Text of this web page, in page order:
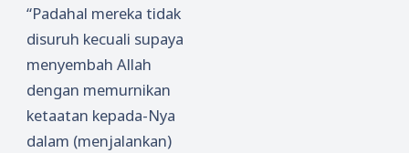
“Padahal mereka tidak
disuruh kecuali supaya
menyembah Allah
dengan memurnikan
ketaatan kepada-Nya
dalam (menjalankan)